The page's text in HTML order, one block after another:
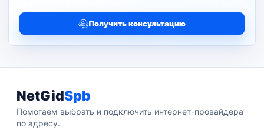
Получить консультацию
NetGidSpb
Помогаем выбрать и подключить интернет-провайдера
по адресу.